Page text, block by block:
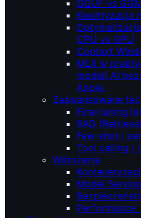
GGUF vs
Kwantyzacja
CPU vs GPU
Context
MLX w
modeli AI
Apple.
Zaawansowane
Fine-tuning
RAG
Few-shot i
Tool calling i
Wdrożenia
Model Serving
Performance